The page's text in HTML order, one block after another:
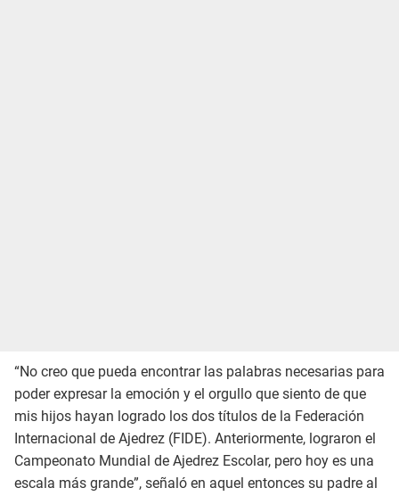
“No creo que pueda encontrar las palabras necesarias para
poder expresar la emoción y el orgullo que siento de que
mis hijos hayan logrado los dos títulos de la Federación
Internacional de Ajedrez (FIDE). Anteriormente, lograron el
Campeonato Mundial de Ajedrez Escolar, pero hoy es una
escala más grande”, señaló en aquel entonces su padre al